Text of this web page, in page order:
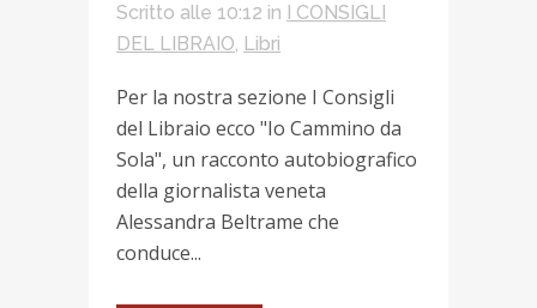
Scritto alle 10:12 in
I CONSIGLI
DEL LIBRAIO, Libri
Per la nostra sezione I Consigli
del Libraio ecco "Io Cammino da
Sola", un racconto autobiografico
della giornalista veneta
Alessandra Beltrame che
conduce...